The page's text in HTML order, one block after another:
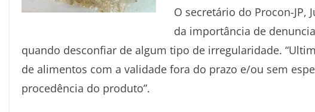
O secretário do Procon-
da importância de
quando desconfiar de algum tipo de irregularidade.
de alimentos com a validade fora do prazo e/ou sem
procedência do produto”.